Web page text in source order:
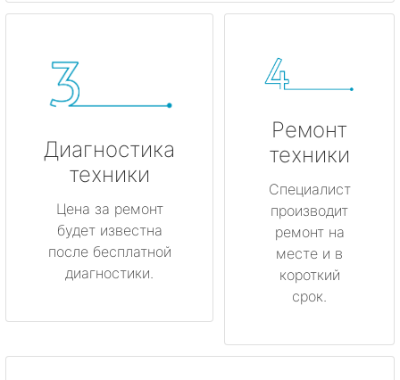
Диагностика
техники
Цена за ремонт
будет известна
после бесплатной
диагностики.
Ремонт
техники
Специалист
производит
ремонт на
месте и в
короткий
срок.